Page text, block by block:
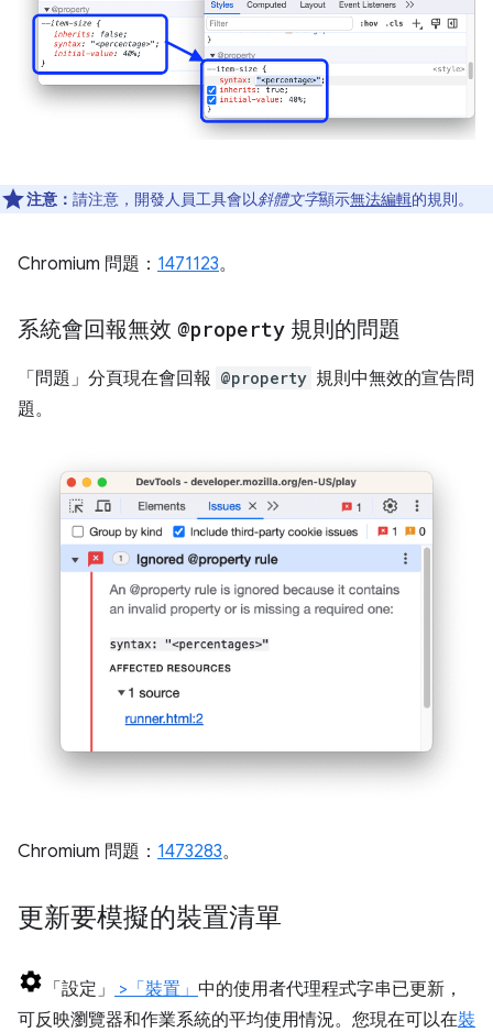
注意： 請注意，開發人員工具會以斜體文字顯示無法編輯的規則。
Chromium 問題： 1471123。
系統會回報無效 @property 規則的問題
「問題」 分頁現在會回報 @property 規則中無效的宣告問
題。
Chromium 問題： 1473283。
更新要模擬的裝置清單
「設定」 >「裝置」 中的使用者代理程式字串已更新，
可反映瀏覽器和作業系統的平均使用情況。您現在可以在裝